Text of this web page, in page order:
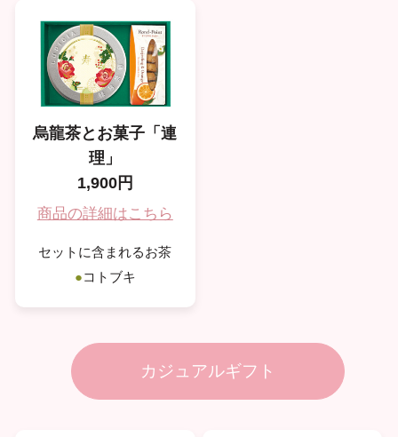
烏龍茶とお菓子「連
理」
1,900円
商品の詳細はこちら
セットに含まれるお茶
●コトブキ
カジュアルギフト